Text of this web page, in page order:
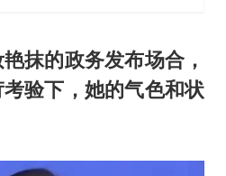
抹的政务发布场合，
验下，她的气色和状